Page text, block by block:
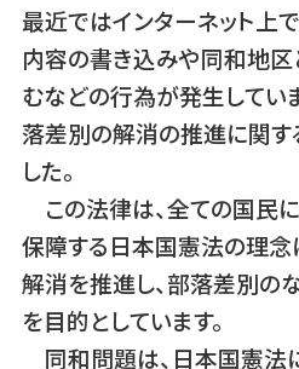
最近ではインターネット上
内容の書き込みや同和地
むなどの行為が発生していま
落差別の解消の推進に関す
した。
この法律は、全ての国民
保障する日本国憲法の理念
解消を推進し、部落差別の
を目的としています。
同和問題は、日本国憲法